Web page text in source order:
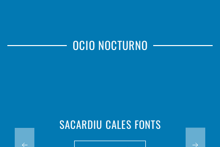
OCIO NOCTURNO
JIMMY HILL'S